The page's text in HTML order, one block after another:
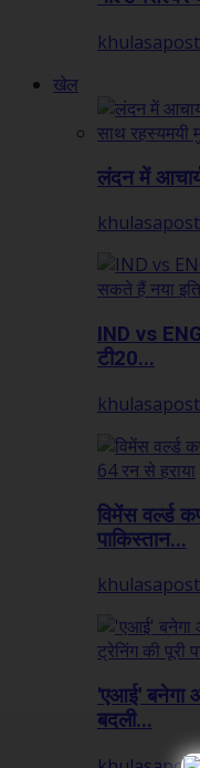
खेल
लंदन में
IND vs
टी20...
विमेंस वर्ल्ड
पाकिस्तान...
'एआई' बनेगा
बदली...